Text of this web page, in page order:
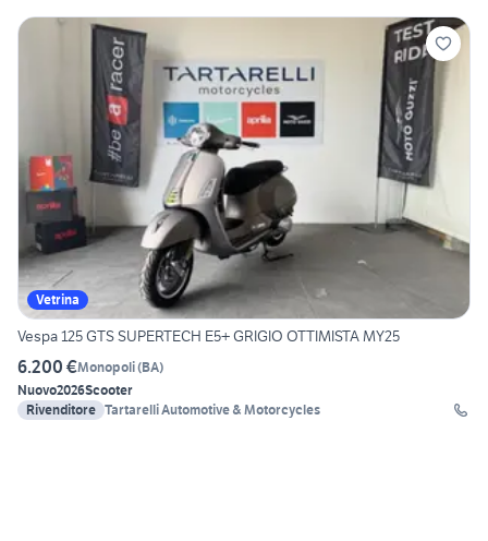
Vetrina
Vespa 125 GTS SUPERTECH E5+ GRIGIO OTTIMISTA MY25
6.200 €Monopoli(BA)
Nuovo2026Scooter
Rivenditore Tartarelli Automotive & Motorcycles